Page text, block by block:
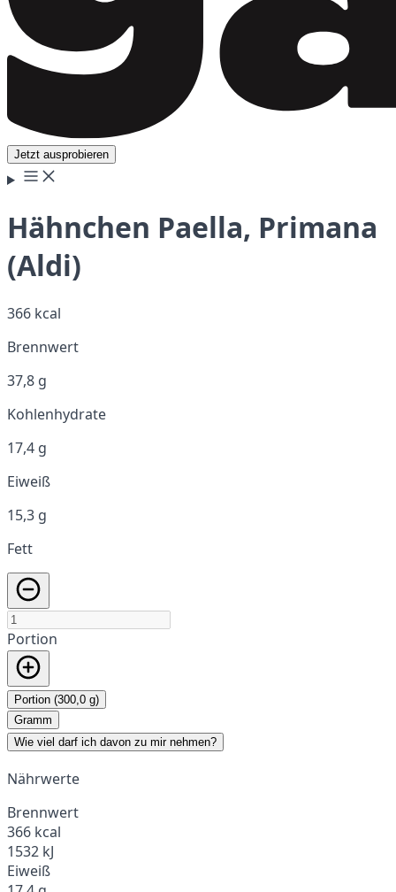
Jetzt ausprobieren
Hähnchen Paella, Primana
(Aldi)
366 kcal
Brennwert
37,8 g
Kohlenhydrate
17,4 g
Eiweiß
15,3 g
Fett
Portion
Portion (300,0 g)
Gramm
Wie viel darf ich davon zu mir nehmen?
Nährwerte
Brennwert
366 kcal
1532 kJ
Eiweiß